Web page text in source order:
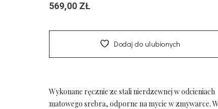
569,00 ZŁ
Wykonane ręcznie ze stali nierdzewnej w odcieniach
matowego srebra, odporne na mycie w zmywarce.
Dodaj do ulubionych